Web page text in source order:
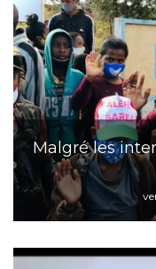
Malgré les